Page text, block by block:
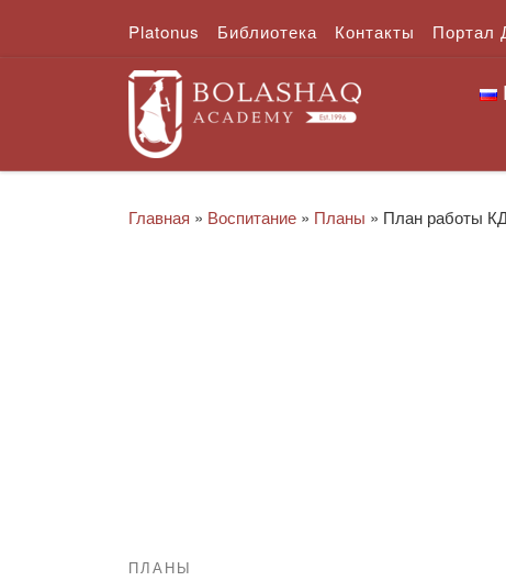
Перейти к содержимому
Platonus Библиотека Контакты Портал
Главная » Воспитание » Планы » План работы
ПЛАНЫ